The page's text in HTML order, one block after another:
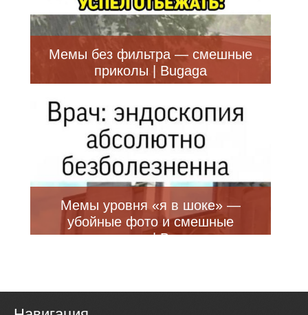
Мемы без фильтра — смешные
приколы | Bugaga
Мемы уровня «я в шоке» —
убойные фото и смешные
приколы | Bugaga